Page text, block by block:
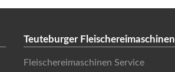
Teuteburger Fleischereimaschinen
Fleischereimaschinen Service